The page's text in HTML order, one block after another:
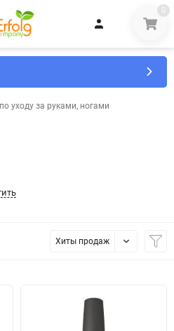
0
уходу за руками, ногами
Хиты продаж